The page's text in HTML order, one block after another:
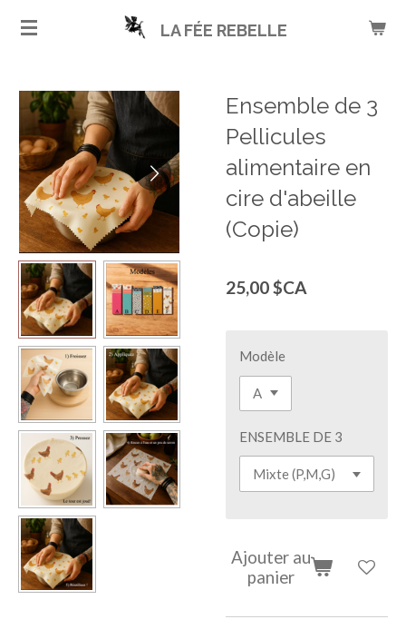
Passer
principal
LA FÉE REBELLE
Ensemble de 3
Pellicules
alimentaire en
cire d'abeille
(Copie)
25,00 $CA
Modèle
ENSEMBLE DE 3
Ajouter au
panier